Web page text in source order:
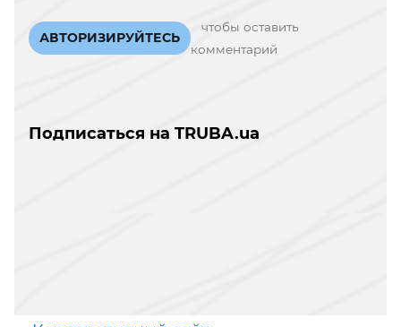
АВТОРИЗИРУЙТЕСЬ
чтобы оставить
комментарий
Подписаться на TRUBA.ua